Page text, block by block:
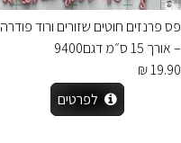
פס פרנזים חוטים שזורים ורוד פודרה
– אורך 15 ס״מ דגם9400
19.90 ₪
לפרטים